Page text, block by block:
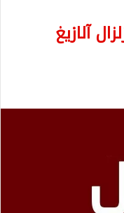
آلازيغ